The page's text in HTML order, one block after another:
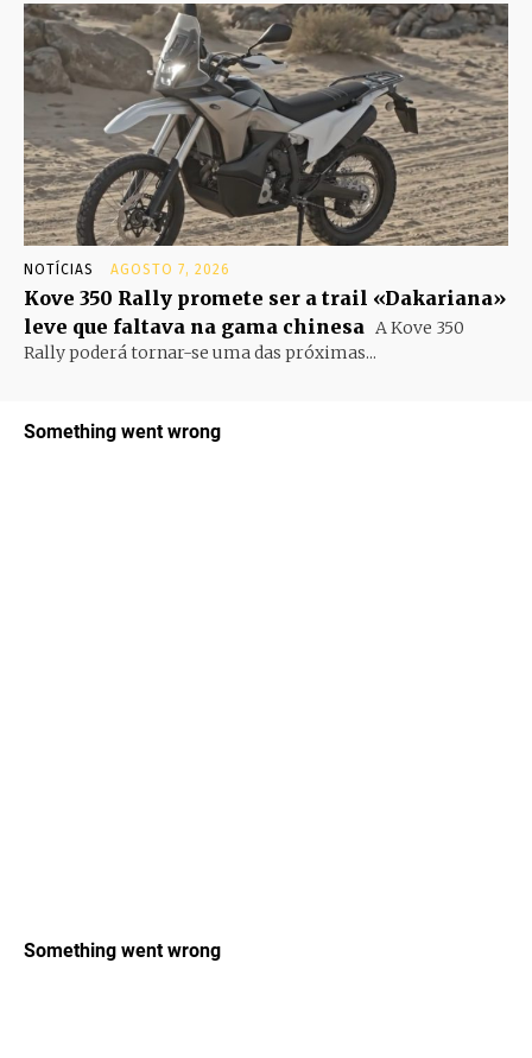
NOTÍCIAS AGOSTO 7, 2026
Kove 350 Rally promete ser a trail «Dakariana»
leve que faltava na gama chinesa A Kove 350
Rally poderá tornar-se uma das próximas...